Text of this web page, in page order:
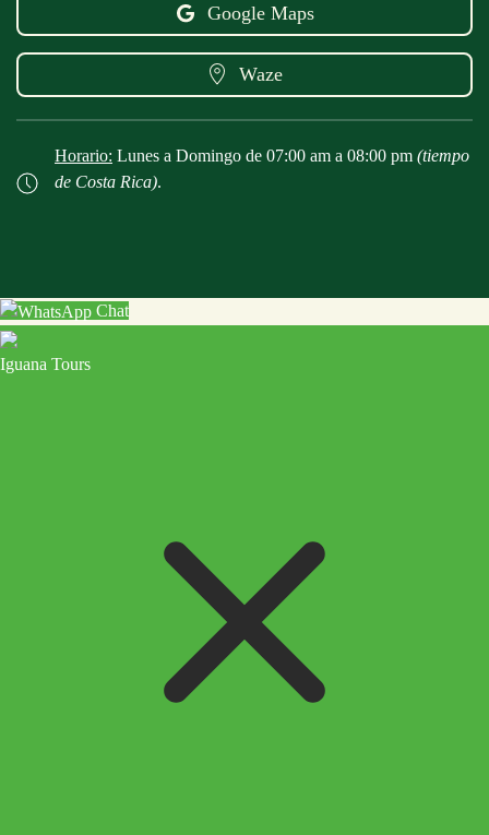
Google Maps
Waze
Horario: Lunes a Domingo de 07:00 am a 08:00 pm (tiempo
de Costa Rica).
Chat
Iguana Tours